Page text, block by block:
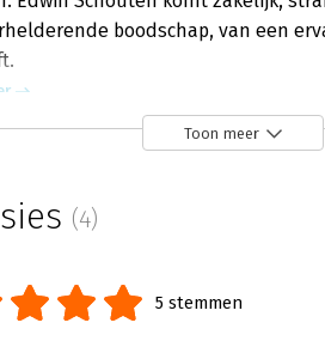
boodschap, van een
Toon meer
(4)
5 stemmen